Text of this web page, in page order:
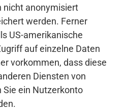
nicht anonymisiert
werden. Ferner
US-amerikanische
auf einzelne Daten
vorkommen, dass diese
Diensten von
Sie ein Nutzerkonto